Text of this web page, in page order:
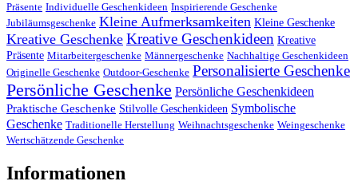
Präsente Individuelle Geschenkideen Inspirierende Geschenke
Jubiläumsgeschenke Kleine Aufmerksamkeiten Kleine Geschenke
Kreative Geschenke Kreative Geschenkideen Kreative
Präsente Mitarbeitergeschenke Männergeschenke Nachhaltige Geschenkideen
Originelle Geschenke Outdoor-Geschenke Personalisierte Geschenke
Persönliche Geschenke Persönliche Geschenkideen
Praktische Geschenke Stilvolle Geschenkideen Symbolische
Geschenke Traditionelle Herstellung Weihnachtsgeschenke Weingeschenke
Wertschätzende Geschenke
Informationen